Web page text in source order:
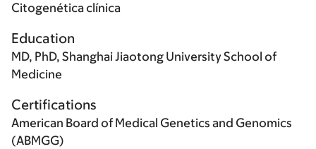
Citogenética clínica
Education
MD, PhD, Shanghai Jiaotong University School of
Medicine
Certifications
American Board of Medical Genetics and Genomics
(ABMGG)